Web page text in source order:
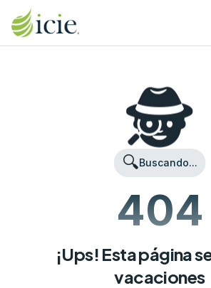
🕵️
🔍Buscando...
404
¡Ups! Esta página
vacaciones